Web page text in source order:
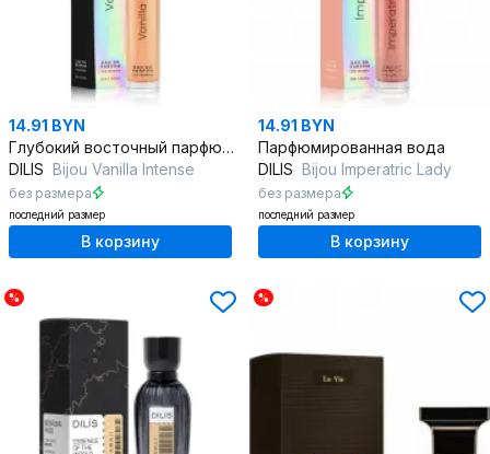
14.91 BYN
Глубокий восточный парфюм с ванилью и табаком
DILIS Bijou Vanilla Intense
без размера
последний размер
В корзину
14.91 BYN
Парфюмированная вода
DILIS Bijou Imperatric Lady
без размера
последний размер
В корзину
% %